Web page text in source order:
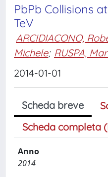
PbPb Collisions
TeV
ARCIDIACONO,
Michele; RUSPA,
2014-01-01
Scheda breve
Scheda completa
Anno
2014